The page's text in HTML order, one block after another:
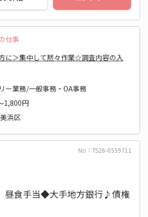
仕事
に＞集中して黙々作業☆調査内容の入
ー業務/一般事務・OA事務
1,800円
浜区
No：TS26-0559711
昼食手当◆大手地方銀行♪債権